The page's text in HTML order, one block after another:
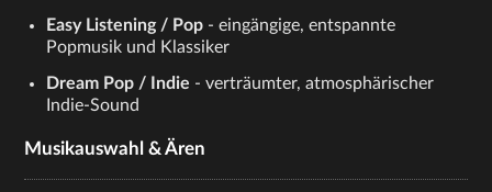
Easy Listening / Pop - eingängige, entspannte
Popmusik und Klassiker
Dream Pop / Indie - verträumter, atmosphärischer
Indie-Sound
Musikauswahl & Ären